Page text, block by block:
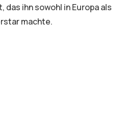
ihn sowohl in Europa als
machte.